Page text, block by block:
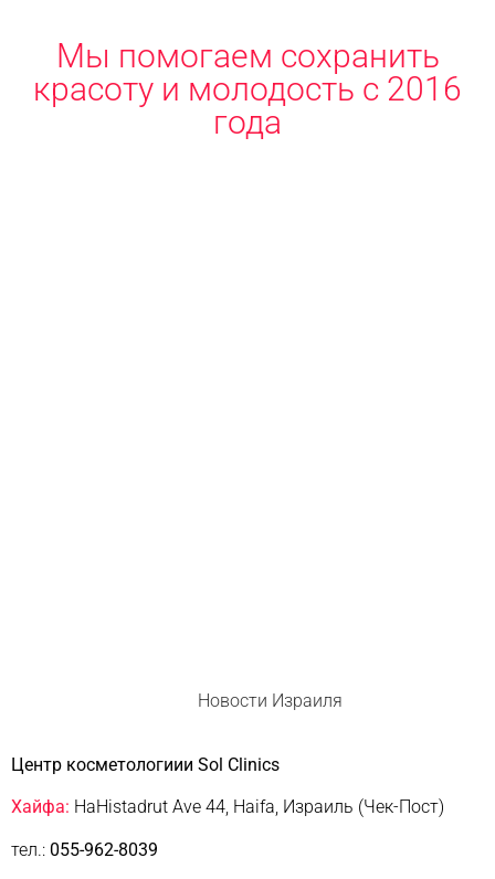
Мы помогаем сохранить
красоту и молодость с 2016
года
Новости Израиля
Центр косметологиии Sol Clinics
Хайфа: HaHistadrut Ave 44, Haifa, Израиль (Чек-Пост)
тел.: 055-962-8039